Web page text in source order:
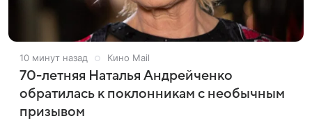
10 минут назад Кино Mail
70-летняя Наталья Андрейченко
обратилась к поклонникам с необычным
призывом